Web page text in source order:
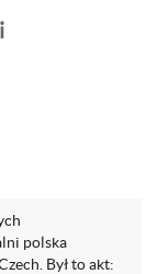
polska
Był to akt: